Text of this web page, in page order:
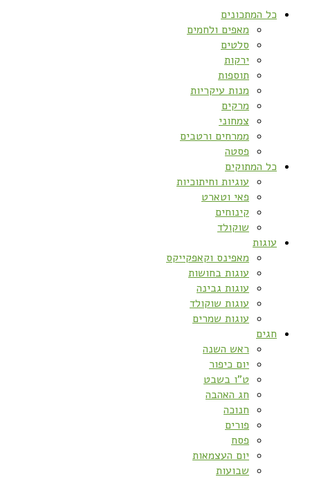
כל המתכונים
מאפים ולחמים
סלטים
ירקות
תוספות
מנות עיקריות
מרקים
צמחוני
ממרחים ורטבים
פסטה
כל המתוקים
עוגיות וחיתוכיות
פאי וטארט
קינוחים
שוקולד
עוגות
מאפינס וקאפקייקס
עוגות בחושות
עוגות גבינה
עוגות שוקולד
עוגות שמרים
חגים
ראש השנה
יום כיפור
ט”ו בשבט
חג האהבה
חנוכה
פורים
פסח
יום העצמאות
שבועות